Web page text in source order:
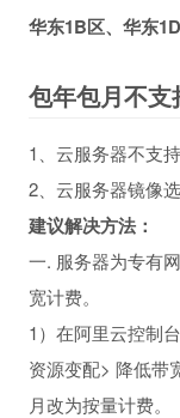
华东1B区、华东
包年包月不支
1、云服务器不支
2、云服务器镜像
建议解决方法：
一. 服务器为专有
宽计费。
1）在阿里云控制
资源变配> 降低带
月改为按量计费。